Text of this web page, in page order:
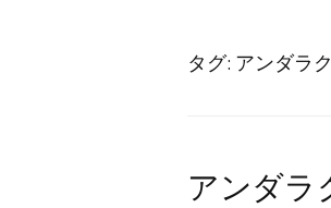
タグ: アンダラ
アンダラ